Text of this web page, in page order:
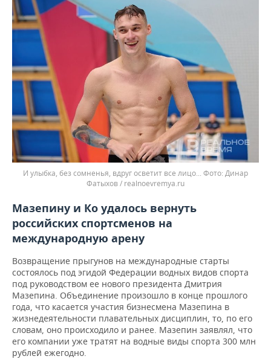
И улыбка, без сомненья, вдруг осветит все лицо...
Динар
Фатыхов / realnoevremya.ru
Мазепину и Ко удалось вернуть
российских спортсменов на
международную арену
Возвращение прыгунов на международные старты
состоялось под эгидой Федерации водных видов спорта
под руководством ее нового президента Дмитрия
Мазепина. Объединение произошло в конце прошлого
года, что касается участия бизнесмена Мазепина в
жизнедеятельности плавательных дисциплин, то, по его
словам, оно происходило и ранее. Мазепин заявлял, что
его компании уже тратят на водные виды спорта 300 млн
рублей ежегодно.